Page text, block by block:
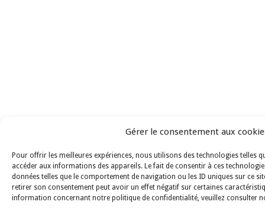
Gérer le consentement aux
Pour offrir les meilleures expériences, nous utilisons des technologies telles
accéder aux informations des appareils. Le fait de consentir à ces
données telles que le comportement de navigation ou les ID uniques sur ce
retirer son consentement peut avoir un effet négatif sur certaines
information concernant notre politique de confidentialité, veuillez consulter